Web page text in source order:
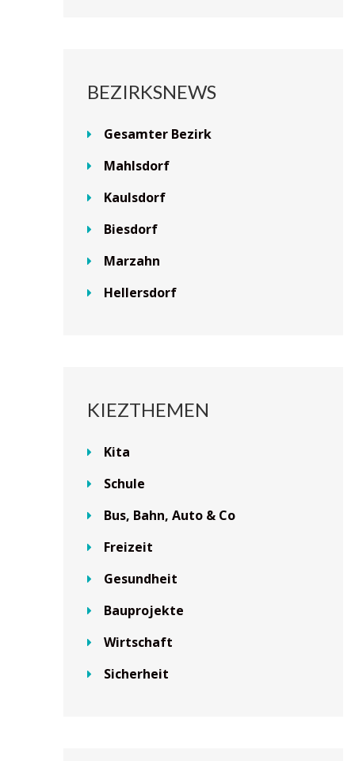
BEZIRKSNEWS
Gesamter Bezirk
Mahlsdorf
Kaulsdorf
Biesdorf
Marzahn
Hellersdorf
KIEZTHEMEN
Kita
Schule
Bus, Bahn, Auto & Co
Freizeit
Gesundheit
Bauprojekte
Wirtschaft
Sicherheit